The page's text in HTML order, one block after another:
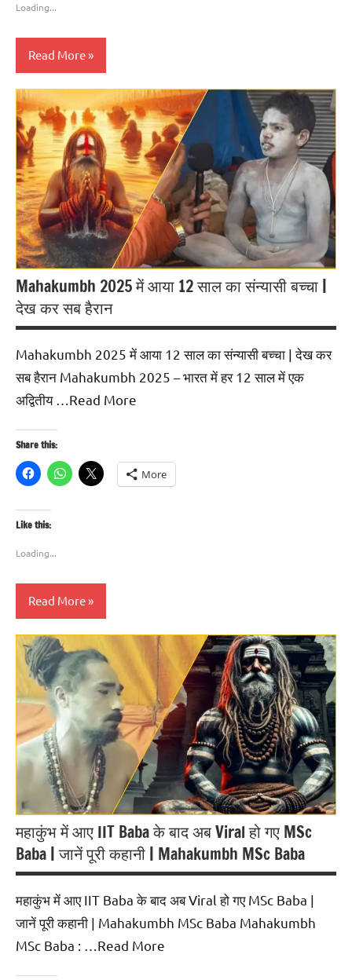
Loading...
Read More
Blog
त्योहार
सनातन
धर्म
Mahakumbh 2025 में आया 12 साल का संन्यासी बच्चा |
देख कर सब हैरान
Mahakumbh 2025 में आया 12 साल का संन्यासी बच्चा | देख कर
सब हैरान Mahakumbh 2025 – भारत में हर 12 साल में एक
अद्वितीय …Read More
Share this:
More
Like this:
Loading...
Read More
Blog
महाकुंभ में आए IIT Baba के बाद अब Viral हो गए MSc
Baba | जानें पूरी कहानी | Mahakumbh MSc Baba
महाकुंभ में आए IIT Baba के बाद अब Viral हो गए MSc Baba |
जानें पूरी कहानी | Mahakumbh MSc Baba Mahakumbh
MSc Baba : …Read More